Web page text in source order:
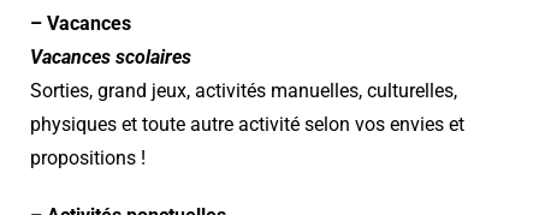
– Vacances
Vacances scolaires
Sorties, grand jeux, activités manuelles, culturelles,
physiques et toute autre activité selon vos envies et
propositions !